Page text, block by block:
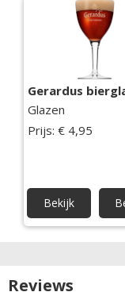
Gerardus
Glazen
Prijs: € 4,95
Bekijk
Reviews